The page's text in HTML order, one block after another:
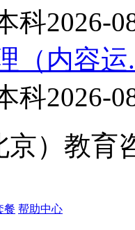
科2026-
（内容运
科2026-
京）教育
餐 帮助中心